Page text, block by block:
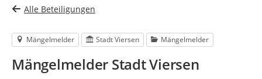
Alle Beteiligungen
Mängelmelder Stadt Viersen Mängelmelder
Mängelmelder Stadt Viersen